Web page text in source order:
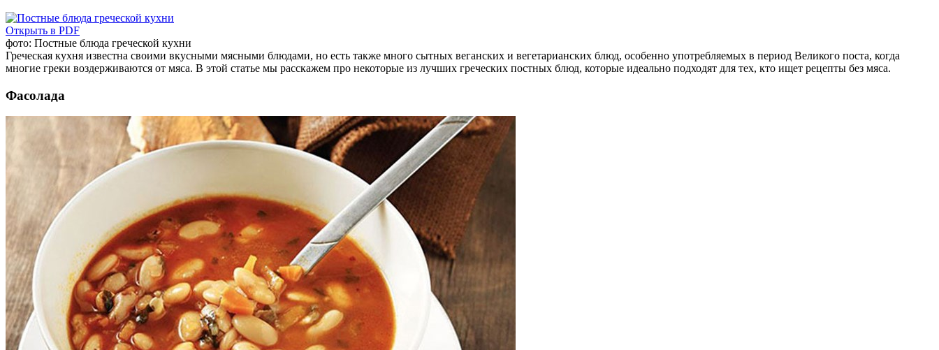
Открыть в PDF
фото: Постные блюда греческой кухни
Греческая кухня известна своими вкусными мясными блюдами, но есть также много сытных веганских и вегетарианских блюд, особенно употребляемых в период Великого поста, когда
многие греки воздерживаются от мяса. В этой статье мы расскажем про некоторые из лучших греческих постных блюд, которые идеально подходят для тех, кто ищет рецепты без мяса.
Фасолада